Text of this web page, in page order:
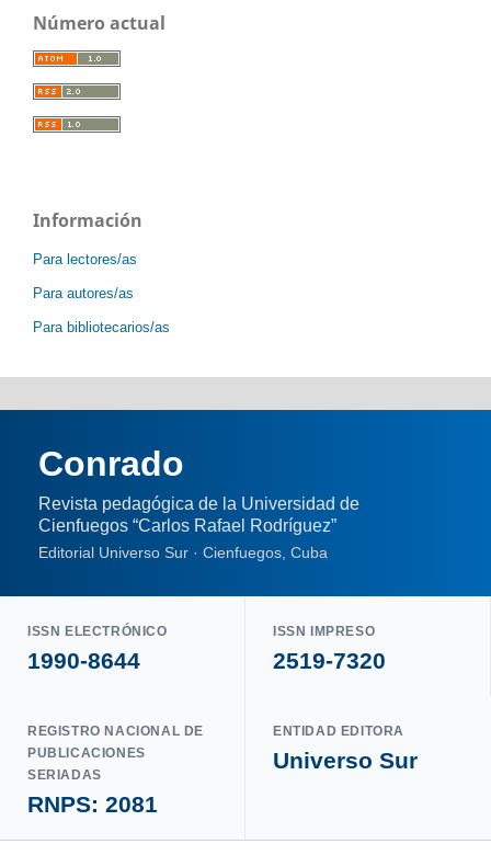
Número actual
Información
Para lectores/as
Para autores/as
Para bibliotecarios/as
Conrado
Revista pedagógica de la Universidad de
Cienfuegos “Carlos Rafael Rodríguez”
Editorial Universo Sur · Cienfuegos, Cuba
ISSN ELECTRÓNICO
1990-8644
ISSN IMPRESO
2519-7320
REGISTRO NACIONAL DE
PUBLICACIONES
SERIADAS
RNPS: 2081
ENTIDAD EDITORA
Universo Sur